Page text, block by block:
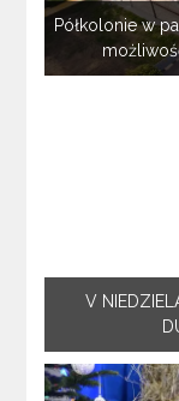
Półkolonie w
V